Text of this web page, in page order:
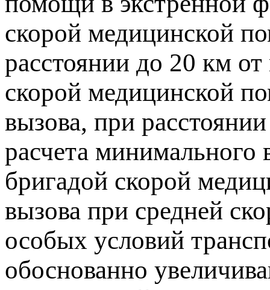
скорой медицинской
расстоянии до 20 км
скорой медицинской
вызова, при
расчета минимального
бригадой скорой
вызова при средней
особых условий
обоснованно